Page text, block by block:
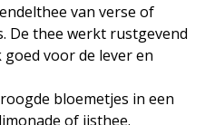
van verse of
De thee werkt rustgevend
voor de lever en
bloemetjes in een
of ijsthee.